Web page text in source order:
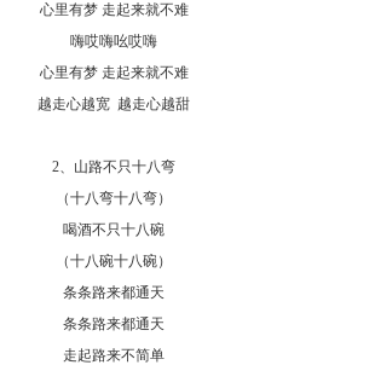
心里有梦 走起来就不难
嗨哎嗨吆哎嗨
心里有梦 走起来就不难
越走心越宽 越走心越甜
2、山路不只十八弯
（十八弯十八弯）
喝酒不只十八碗
（十八碗十八碗）
条条路来都通天
条条路来都通天
走起路来不简单